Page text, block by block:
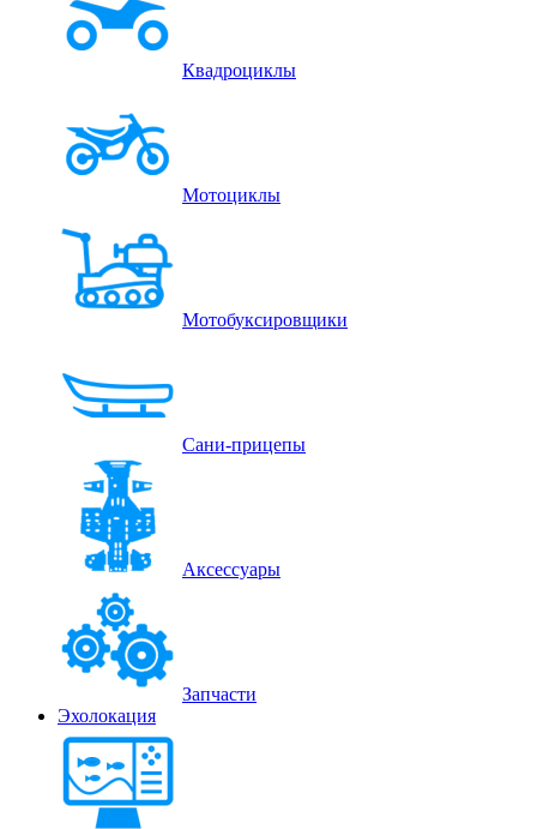
Квадроциклы
Мотоциклы
Мотобуксировщики
Сани-прицепы
Аксессуары
Запчасти
Эхолокация